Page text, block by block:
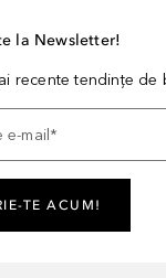
la Newsletter!
recente tendințe de
mail *
TE ACUM!